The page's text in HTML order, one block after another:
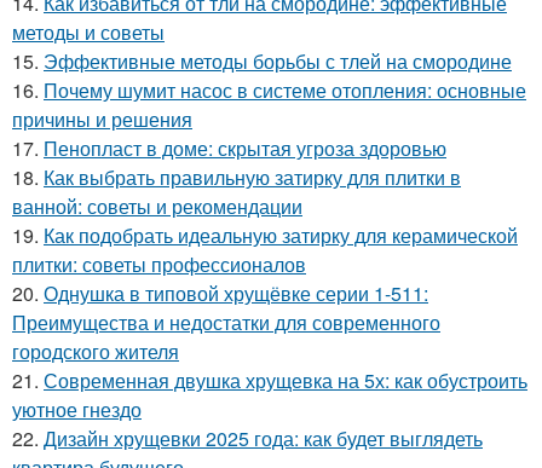
методы и советы
15. Эффективные методы борьбы с тлей на смородине
16. Почему шумит насос в системе отопления: основные
причины и решения
17. Пенопласт в доме: скрытая угроза здоровью
18. Как выбрать правильную затирку для плитки в
ванной: советы и рекомендации
19. Как подобрать идеальную затирку для керамической
плитки: советы профессионалов
20. Однушка в типовой хрущёвке серии 1-511:
Преимущества и недостатки для современного
городского жителя
21. Современная двушка хрущевка на 5х: как обустроить
уютное гнездо
22. Дизайн хрущевки 2025 года: как будет выглядеть